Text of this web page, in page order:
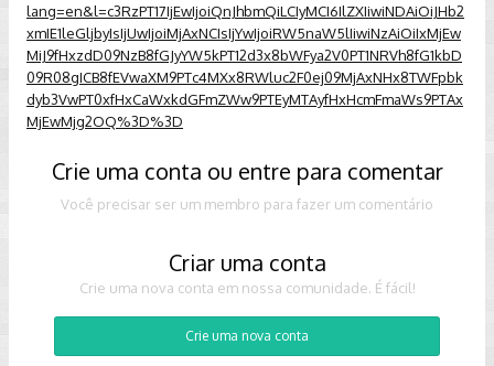
lang=en&l=c3RzPT17IjEwIjoiQnJhbmQiLCIyMCI6IlZXIiwiNDAiOiJHb2
xmIE1leGljbyIsIjUwIjoiMjAxNCIsIjYwIjoiRW5naW5lIiwiNzAiOiIxMjEw
MiJ9fHxzdD09NzB8fGJyYW5kPT12d3x8bWFya2V0PT1NRVh8fG1kbD
09R08gICB8fEVwaXM9PTc4MXx8RWluc2F0ej09MjAxNHx8TWFpbk
dyb3VwPT0xfHxCaWxkdGFmZWw9PTEyMTAyfHxHcmFmaWs9PTAx
MjEwMjg2OQ%3D%3D
Crie uma conta ou entre para comentar
Você precisar ser um membro para fazer um comentário
Criar uma conta
Crie uma nova conta em nossa comunidade. É fácil!
Crie uma nova conta